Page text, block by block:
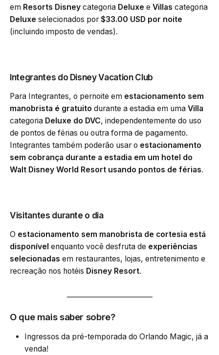
em Resorts Disney categoria Deluxe e Villas categoria
Deluxe selecionados por $33.00 USD por noite
(incluindo imposto de vendas).
Integrantes do Disney Vacation Club
Para Integrantes, o pernoite em estacionamento sem
manobrista é gratuito durante a estadia em uma Villa
categoria Deluxe do DVC, independentemente do uso
de pontos de férias ou outra forma de pagamento.
Integrantes também poderão usar o estacionamento
sem cobrança durante a estadia em um hotel do
Walt Disney World Resort usando pontos de férias.
Visitantes durante o dia
O estacionamento sem manobrista de cortesia está
disponível enquanto você desfruta de experiências
selecionadas em restaurantes, lojas, entretenimento e
recreação nos hotéis Disney Resort.
O que mais saber sobre?
Ingressos da pré-temporada do Orlando Magic, já a
venda!